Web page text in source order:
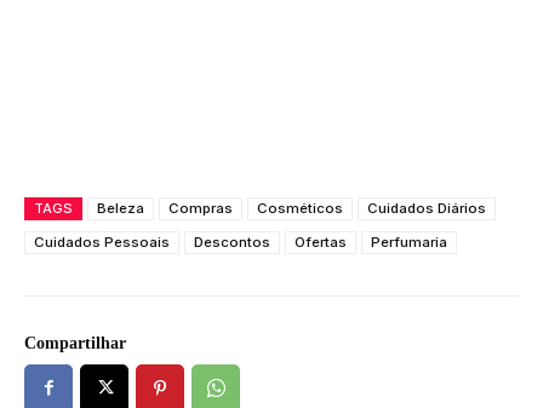
TAGS Beleza Compras Cosméticos
Cuidados Diários
Cuidados Pessoais
Descontos Ofertas Perfumaria
Compartilhar